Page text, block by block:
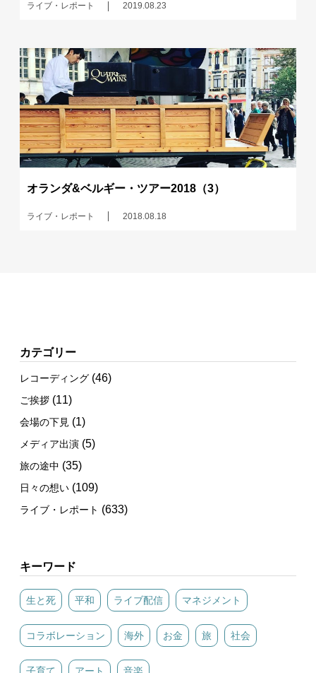
ライブ・レポート 2019.08.23
オランダ&ベルギー・ツアー2018（3）
ライブ・レポート 2018.08.18
カテゴリー
レコーディング (46)
ご挨拶 (11)
会場の下見 (1)
メディア出演 (5)
旅の途中 (35)
日々の想い (109)
ライブ・レポート (633)
キーワード
生と死 平和 ライブ配信 マネジメント
コラボレーション 海外 お金 旅 社会
子育て アート 音楽